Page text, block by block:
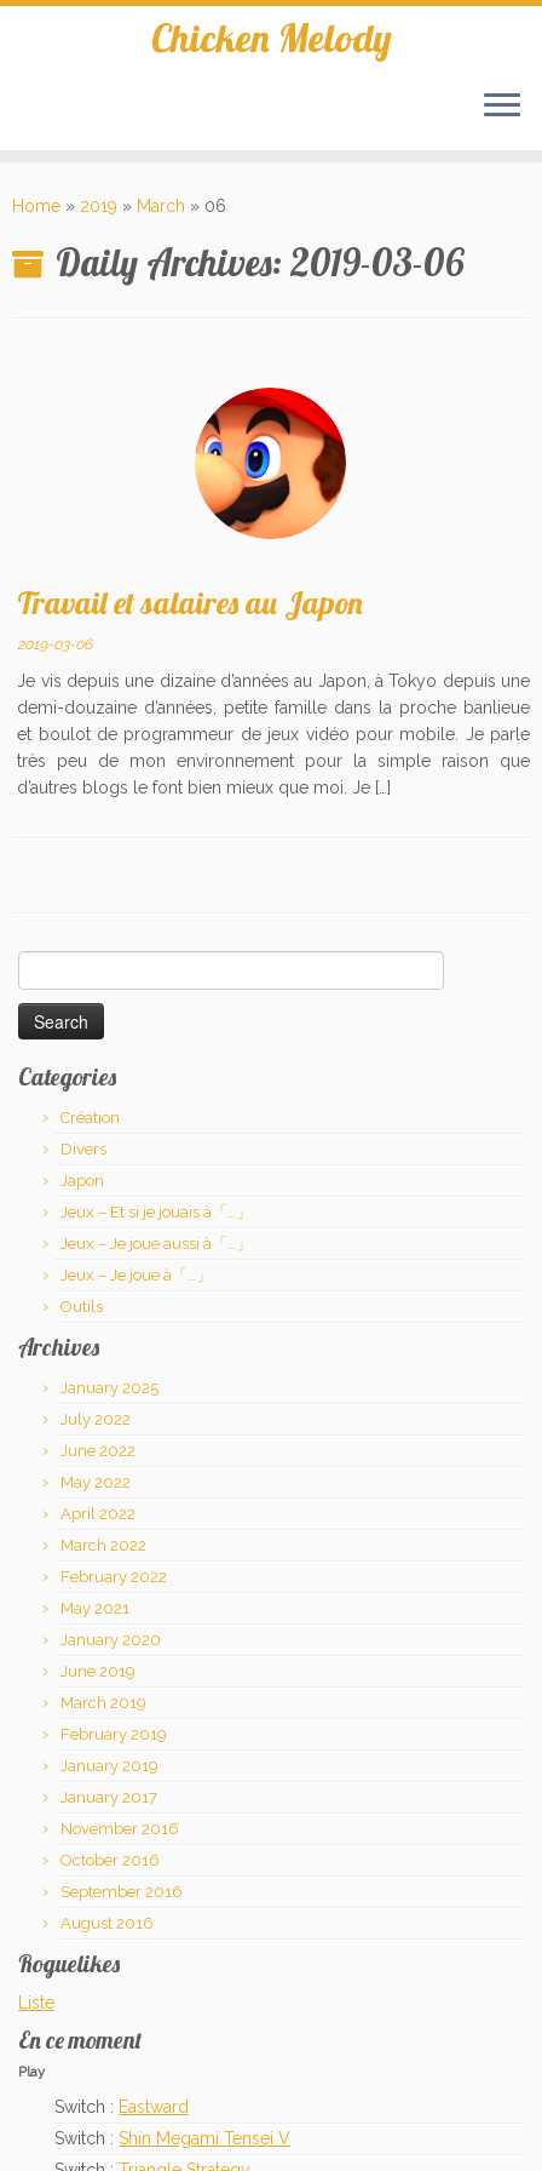
Skip
Chicken Melody
Home » 2019 » March » 06
Daily Archives: 2019-03-06
Travail et salaires au Japon
2019-03-06
Je vis depuis une dizaine d’années au Japon, à Tokyo depuis une
demi-douzaine d’années, petite famille dans la proche banlieue
et boulot de programmeur de jeux vidéo pour mobile. Je parle
très peu de mon environnement pour la simple raison que
d’autres blogs le font bien mieux que moi. Je […]
for:
Categories
Création
Divers
Japon
Jeux – Et si je jouais à「…」
Jeux – Je joue aussi à「…」
Jeux – Je joue à「…」
Outils
Archives
January 2025
July 2022
June 2022
May 2022
April 2022
March 2022
February 2022
May 2021
January 2020
June 2019
March 2019
February 2019
January 2019
January 2017
November 2016
October 2016
September 2016
August 2016
Roguelikes
Liste
En ce moment
Play
Switch : Eastward
Switch : Shin Megami Tensei V